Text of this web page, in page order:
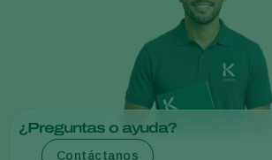
¿Preguntas o ayuda?
Contáctanos